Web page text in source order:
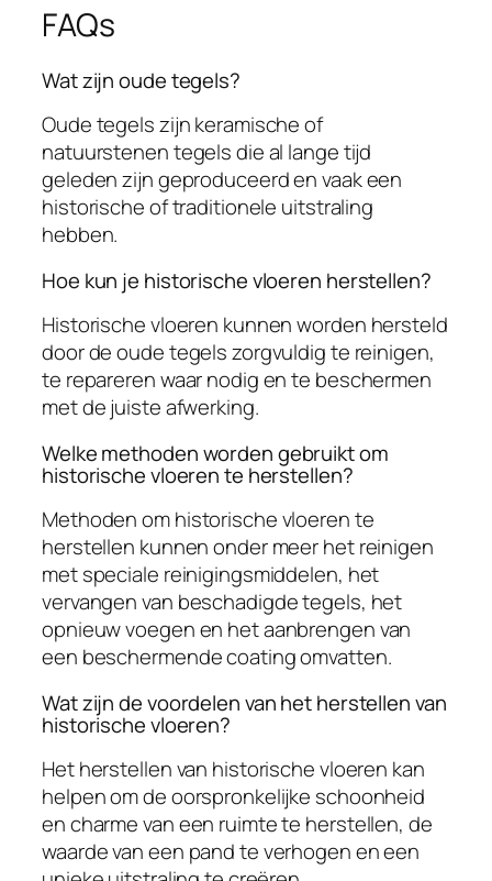
FAQs
Wat zijn oude tegels?
Oude tegels zijn keramische of
natuurstenen tegels die al lange tijd
geleden zijn geproduceerd en vaak een
historische of traditionele uitstraling
hebben.
Hoe kun je historische vloeren herstellen?
Historische vloeren kunnen worden hersteld
door de oude tegels zorgvuldig te reinigen,
te repareren waar nodig en te beschermen
met de juiste afwerking.
Welke methoden worden gebruikt om
historische vloeren te herstellen?
Methoden om historische vloeren te
herstellen kunnen onder meer het reinigen
met speciale reinigingsmiddelen, het
vervangen van beschadigde tegels, het
opnieuw voegen en het aanbrengen van
een beschermende coating omvatten.
Wat zijn de voordelen van het herstellen van
historische vloeren?
Het herstellen van historische vloeren kan
helpen om de oorspronkelijke schoonheid
en charme van een ruimte te herstellen, de
waarde van een pand te verhogen en een